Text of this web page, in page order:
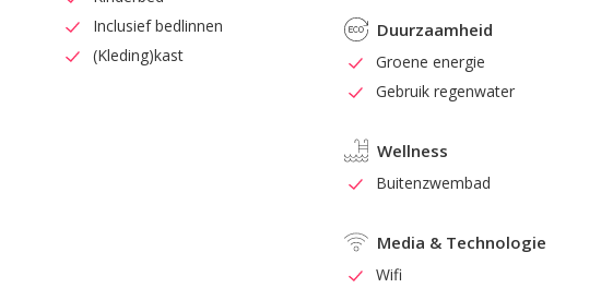
Inclusief bedlinnen
(Kleding)kast
Duurzaamheid
Groene energie
Gebruik regenwater
Wellness
Buitenzwembad
Media & Technologie
Wifi